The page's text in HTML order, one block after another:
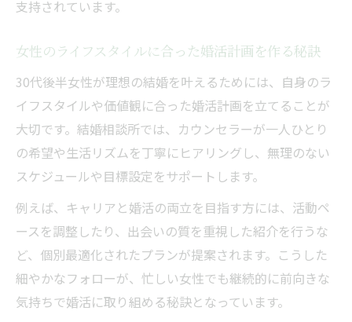
支持されています。
女性のライフスタイルに合った婚活計画を作る秘訣
30代後半女性が理想の結婚を叶えるためには、自身のラ
イフスタイルや価値観に合った婚活計画を立てることが
大切です。結婚相談所では、カウンセラーが一人ひとり
の希望や生活リズムを丁寧にヒアリングし、無理のない
スケジュールや目標設定をサポートします。
例えば、キャリアと婚活の両立を目指す方には、活動ペ
ースを調整したり、出会いの質を重視した紹介を行うな
ど、個別最適化されたプランが提案されます。こうした
細やかなフォローが、忙しい女性でも継続的に前向きな
気持ちで婚活に取り組める秘訣となっています。